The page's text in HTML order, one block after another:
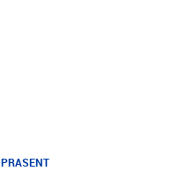
PRASENT